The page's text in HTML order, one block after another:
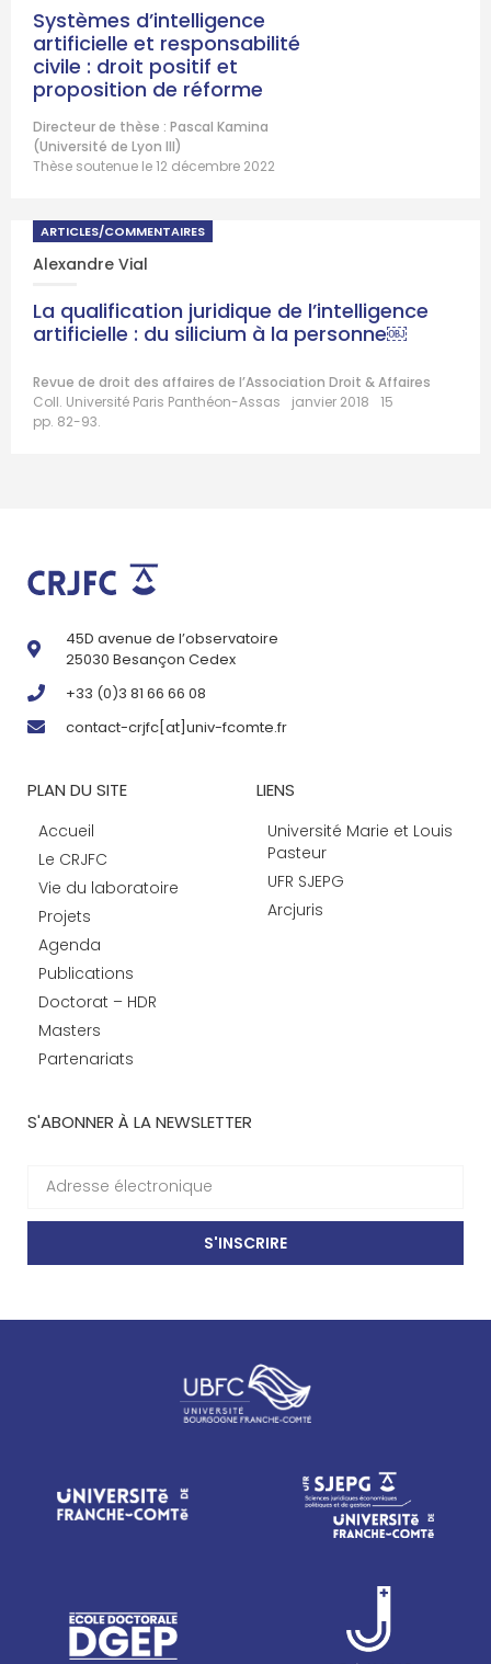
Systèmes d’intelligence
artificielle et responsabilité
civile : droit positif et
proposition de réforme
Directeur de thèse : Pascal Kamina
(Université de Lyon III)
Thèse soutenue le 12 décembre 2022
ARTICLES/COMMENTAIRES
Alexandre Vial
La qualification juridique de l’intelligence
artificielle : du silicium à la personne￼
Revue de droit des affaires de l’Association Droit & Affaires
Coll. Université Paris Panthéon-Assas
janvier 2018
15
pp. 82-93.
45D avenue de l’observatoire
25030 Besançon Cedex
+33 (0)3 81 66 66 08
contact-crjfc[at]univ-fcomte.fr
PLAN DU SITE
Accueil
Le CRJFC
Vie du laboratoire
Projets
Agenda
Publications
Doctorat – HDR
Masters
Partenariats
LIENS
Université Marie et Louis
Pasteur
UFR SJEPG
Arcjuris
S'ABONNER À LA NEWSLETTER
S'INSCRIRE